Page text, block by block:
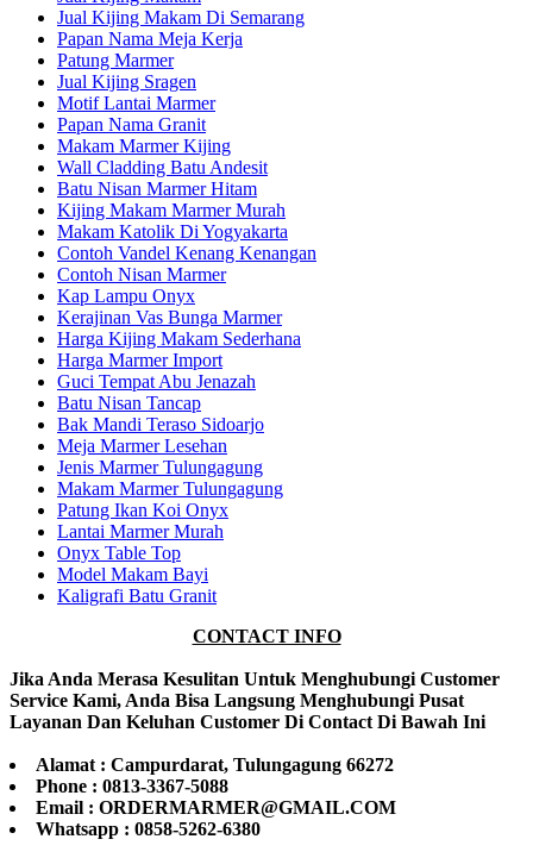
Jual Kijing Makam Di Semarang
Papan Nama Meja Kerja
Patung Marmer
Jual Kijing Sragen
Motif Lantai Marmer
Papan Nama Granit
Makam Marmer Kijing
Wall Cladding Batu Andesit
Batu Nisan Marmer Hitam
Kijing Makam Marmer Murah
Makam Katolik Di Yogyakarta
Contoh Vandel Kenang Kenangan
Contoh Nisan Marmer
Kap Lampu Onyx
Kerajinan Vas Bunga Marmer
Harga Kijing Makam Sederhana
Harga Marmer Import
Guci Tempat Abu Jenazah
Batu Nisan Tancap
Bak Mandi Teraso Sidoarjo
Meja Marmer Lesehan
Jenis Marmer Tulungagung
Makam Marmer Tulungagung
Patung Ikan Koi Onyx
Lantai Marmer Murah
Onyx Table Top
Model Makam Bayi
Kaligrafi Batu Granit
CONTACT INFO
Jika Anda Merasa Kesulitan Untuk Menghubungi Customer
Service Kami, Anda Bisa Langsung Menghubungi Pusat
Layanan Dan Keluhan Customer Di Contact Di Bawah Ini
Alamat : Campurdarat, Tulungagung 66272
Phone : 0813-3367-5088
Email : ORDERMARMER@GMAIL.COM
Whatsapp : 0858-5262-6380